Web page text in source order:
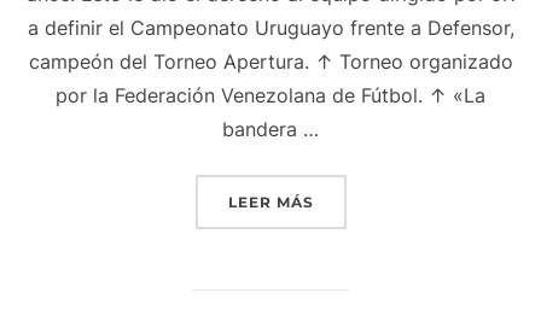
a definir el Campeonato Uruguayo frente a Defensor,
campeón del Torneo Apertura. ↑ Torneo organizado
por la Federación Venezolana de Fútbol. ↑ «La
bandera …
LEER MÁS«CLUB NACIONAL DE